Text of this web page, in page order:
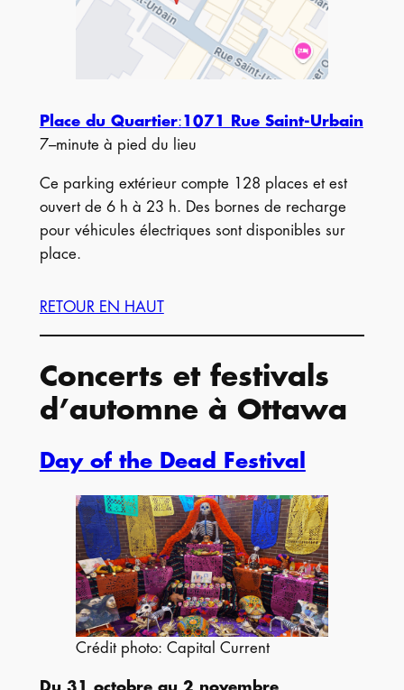
Place du Quartier:1071 Rue Saint-Urbain
7–minute à pied du lieu
Ce parking extérieur compte 128 places et est
ouvert de 6 h à 23 h. Des bornes de recharge
pour véhicules électriques sont disponibles sur
place.
RETOUR EN HAUT
Concerts et festivals
d’automne à Ottawa
Day of the Dead Festival
Crédit photo: Capital Current
Du 31 octobre au 2 novembre